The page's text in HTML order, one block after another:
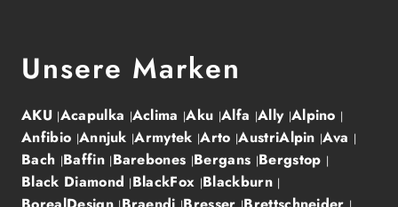
Unsere Marken
AKU Acapulka Aclima Aku Alfa Ally Alpino
Anfibio Annjuk Armytek Arto AustriAlpin Ava
Bach Baffin Barebones Bergans Bergstop
Black Diamond BlackFox Blackburn